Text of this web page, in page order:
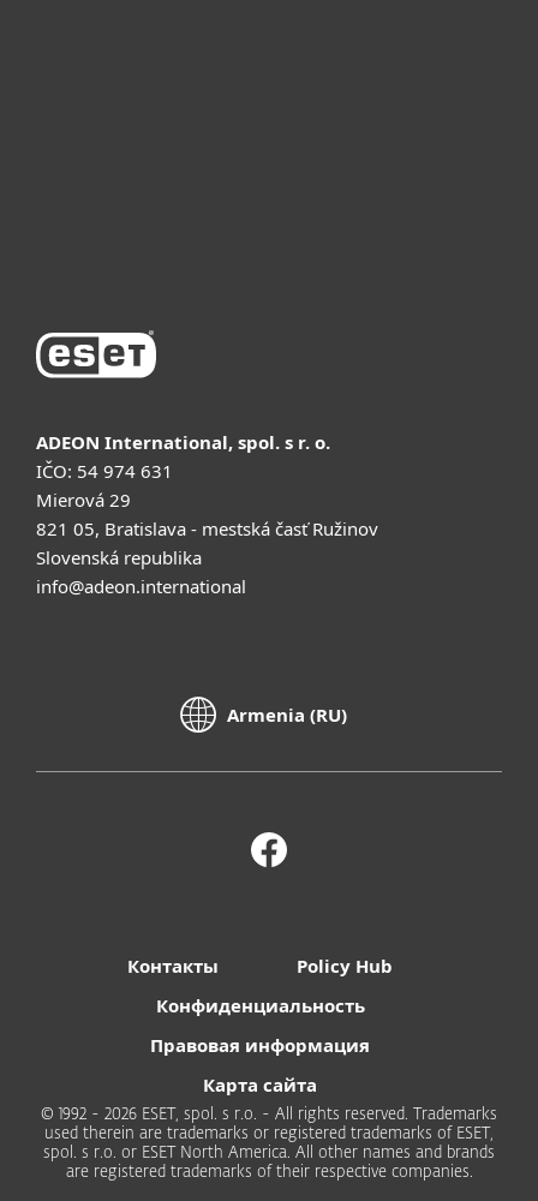
ADEON International, spol. s r. o.
IČO: 54 974 631
Mierová 29
821 05, Bratislava - mestská časť Ružinov
Slovenská republika
info@adeon.international
Armenia (RU)
Контакты
Policy Hub
Конфиденциальность
Правовая информация
Карта сайта
© 1992 - 2026 ESET, spol. s r.o. - All rights reserved. Trademarks
used therein are trademarks or registered trademarks of ESET,
spol. s r.o. or ESET North America. All other names and brands
are registered trademarks of their respective companies.